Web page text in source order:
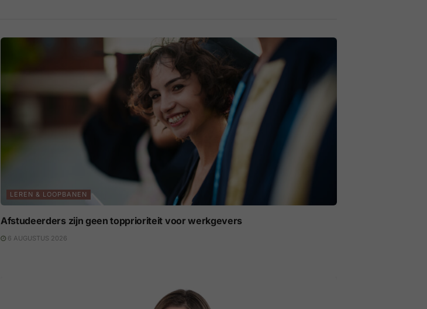
LEREN & LOOPBANEN
Afstudeerders zijn geen topprioriteit voor werkgevers
6 AUGUSTUS 2026